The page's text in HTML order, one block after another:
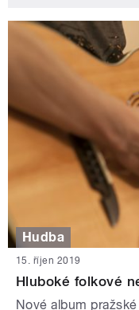
Hudba
15. říjen 2019
Hluboké folkové
Nové album